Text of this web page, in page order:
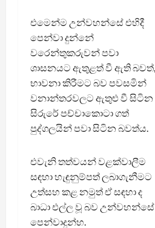
එමෙන්ම උන්වහන්සේ එහිදී
පෙන්වා දුන්නේ
වරෙන්තුකරුවන් පවා
ශාසනයට ඇතුළත් වී ඇති බවත්,
භාවනා කිරීමට බව පවසමින්
වනාන්තරවලට ඇතුළු වී සිටින
සිරුරේ පච්චාකොටා ගත්
පුද්ගලයින් පවා සිටින බවත්ය.
එවැනි තත්වයන් වළක්වාලීම
සඳහා හැඳුනුම්පත් ලබාගැනීමට
උත්සහ කළ නමුත් ඒ සඳහා ද
බාධා එල්ල වූ බව උන්වහන්සේ
පෙන්වාදුන්හ.